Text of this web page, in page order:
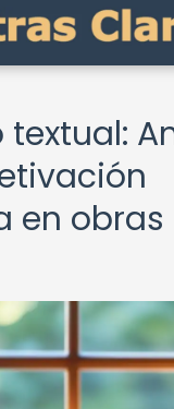
textual:
en obras